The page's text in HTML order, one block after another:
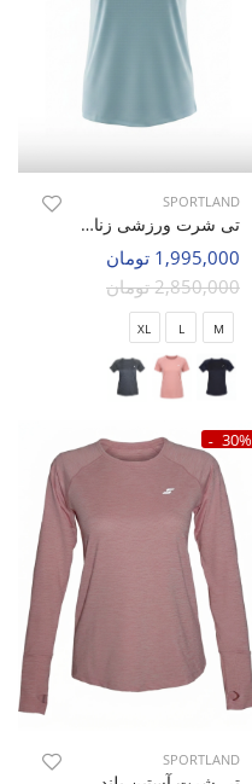
SPORTLAND
تی شرت ورزشی زنانه اسپورتلند SHIFT Force W
1,995,000 تومان
2,850,000 تومان
M
L
XL
30%
SPORTLAND